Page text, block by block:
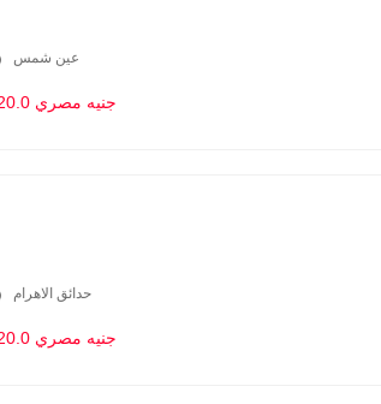
عين شمس
120.0 جنيه مصري
حدائق الاهرام
120.0 جنيه مصري